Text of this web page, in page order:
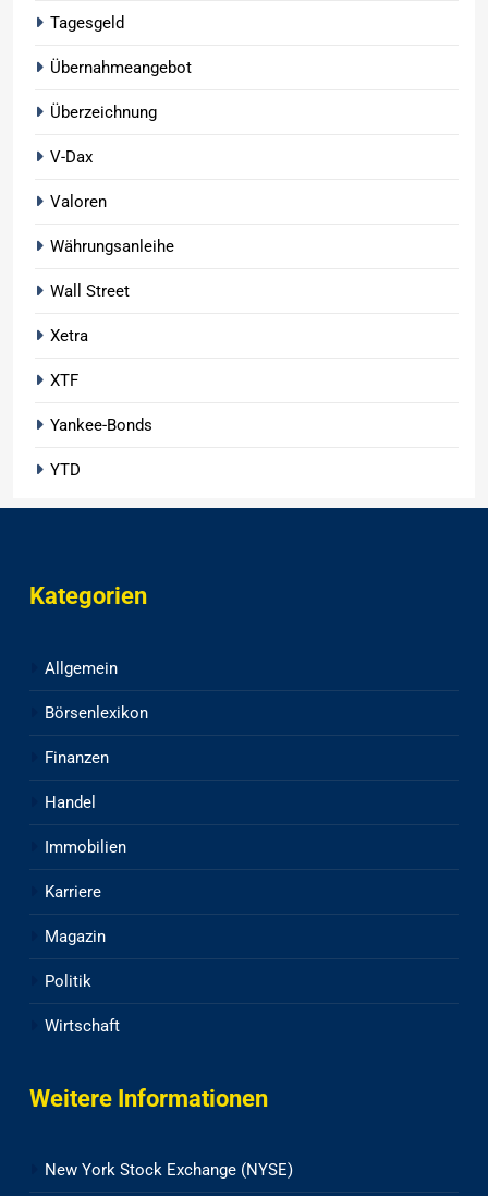
Tagesgeld
Übernahmeangebot
Überzeichnung
V-Dax
Valoren
Währungsanleihe
Wall Street
Xetra
XTF
Yankee-Bonds
YTD
Kategorien
Allgemein
Börsenlexikon
Finanzen
Handel
Immobilien
Karriere
Magazin
Politik
Wirtschaft
Weitere Informationen
New York Stock Exchange (NYSE)